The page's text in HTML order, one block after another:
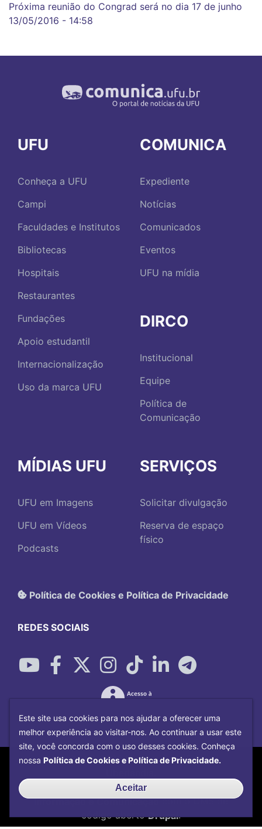
Próxima reunião do Congrad será no dia 17 de junho
13/05/2016 - 14:58
UFU
Conheça a UFU
Campi
Faculdades e Institutos
Bibliotecas
Hospitais
Restaurantes
Fundações
Apoio estudantil
Internacionalização
Uso da marca UFU
COMUNICA
Expediente
Notícias
Comunicados
Eventos
UFU na mídia
DIRCO
Institucional
Equipe
Política de
Comunicação
MÍDIAS UFU
UFU em Imagens
UFU em Vídeos
Podcasts
SERVIÇOS
Solicitar divulgação
Reserva de espaço
físico
Política de Cookies e Política de Privacidade
REDES SOCIAIS
Copyright©2026Universidade Federal
Desenvolvido porCentro de Tecnologia da
Informação e Comunicaçãocom o CMS de
código abertoDrupal.
Este site usa cookies para nos ajudar a oferecer uma
melhor experiência ao visitar-nos. Ao continuar a usar este
site, você concorda com o uso desses cookies. Conheça
nossa Política de Cookies e Política de Privacidade.
Aceitar